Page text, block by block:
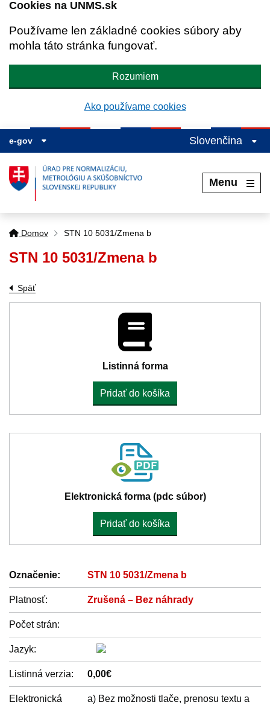
Cookies na UNMS.sk
Používame len základné cookies súbory aby
mohla táto stránka fungovať.
Rozumiem
Ako používame cookies
e-gov Slovenčina
Menu
Domov STN 10 5031/Zmena b
STN 10 5031/Zmena b
Späť
Listinná forma
Pridať do košíka
Elektronická forma (pdc súbor)
Pridať do košíka
Označenie: STN 10 5031/Zmena b
Platnosť: Zrušená – Bez náhrady
Počet strán:
Jazyk:
Listinná verzia: 0,00€
Elektronická
a) Bez možnosti tlače, prenosu textu a